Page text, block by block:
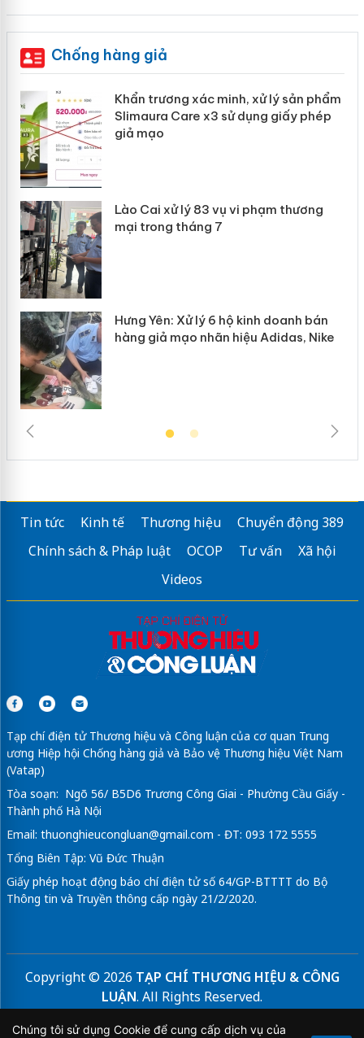
Chống hàng giả
Khẩn trương xác minh, xử lý sản phẩm
Slimaura Care x3 sử dụng giấy phép
giả mạo
Lào Cai xử lý 83 vụ vi phạm thương
mại trong tháng 7
Hưng Yên: Xử lý 6 hộ kinh doanh bán
hàng giả mạo nhãn hiệu Adidas, Nike
Tin tức Kinh tế Thương hiệu
Chuyển động 389
Chính sách & Pháp luật
OCOP Tư vấn
Xã hội
Videos
Tạp chí điện tử Thương hiệu và Công luận của cơ quan Trung
ương Hiệp hội Chống hàng giả và Bảo vệ Thương hiệu Việt Nam
(Vatap)
Tòa soạn: Ngõ 56/ B5D6 Trương Công Giai - Phường Cầu Giấy -
Thành phố Hà Nội
Email: thuonghieucongluan@gmail.com - ĐT: 093 172 5555
Tổng Biên Tập: Vũ Đức Thuận
Giấy phép hoạt động báo chí điện tử số 64/GP-BTTTT do Bộ
Thông tin và Truyền thông cấp ngày 21/2/2020.
Copyright © 2026 TẠP CHÍ THƯƠNG HIỆU & CÔNG
LUẬN. All Rights Reserved.
Bản quyền thuộc Tạp chí Thương hiệu và Công luận. Cấm
Chúng tôi sử dụng Cookie để cung cấp dịch vụ của